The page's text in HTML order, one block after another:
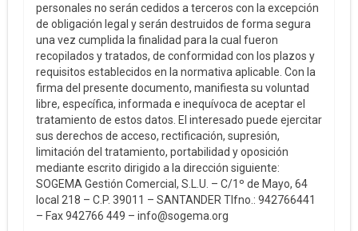
personales no serán cedidos a terceros con la excepción
de obligación legal y serán destruidos de forma segura
una vez cumplida la finalidad para la cual fueron
recopilados y tratados, de conformidad con los plazos y
requisitos establecidos en la normativa aplicable. Con la
firma del presente documento, manifiesta su voluntad
libre, específica, informada e inequívoca de aceptar el
tratamiento de estos datos. El interesado puede ejercitar
sus derechos de acceso, rectificación, supresión,
limitación del tratamiento, portabilidad y oposición
mediante escrito dirigido a la dirección siguiente:
SOGEMA Gestión Comercial, S.L.U. – C/1º de Mayo, 64
local 218 – C.P. 39011 – SANTANDER Tlfno.: 942766441
– Fax 942766 449 – info@sogema.org